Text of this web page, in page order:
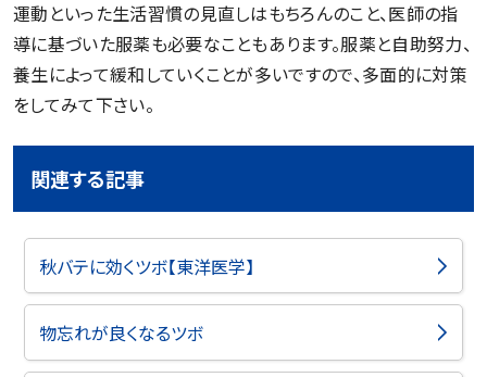
運動といった生活習慣の見直しはもちろんのこと、医師の指
導に基づいた服薬も必要なこともあります。服薬と自助努力、
養生によって緩和していくことが多いですので、多面的に対策
をしてみて下さい。
関連する記事
秋バテに効くツボ【東洋医学】
物忘れが良くなるツボ